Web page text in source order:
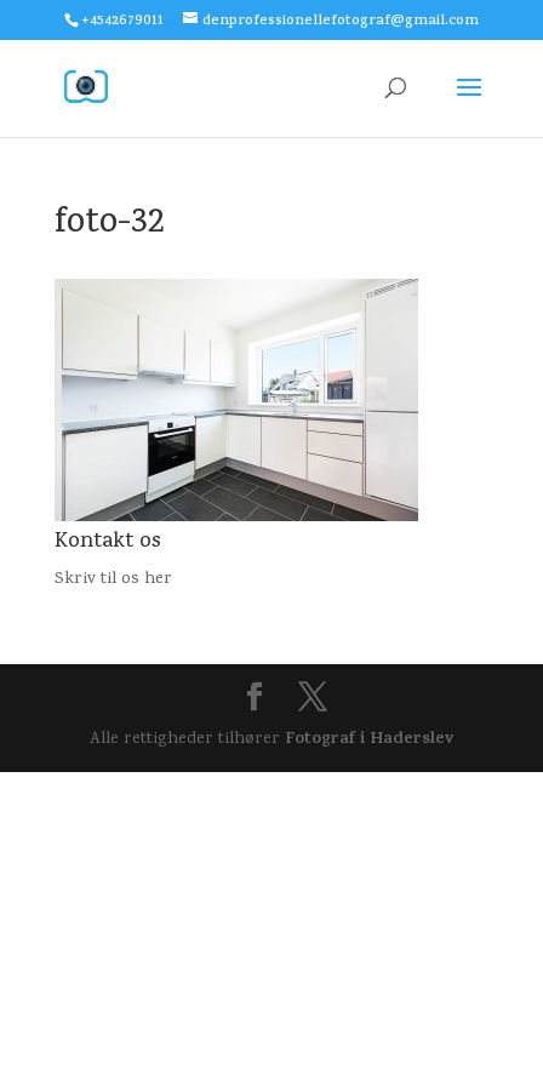
+4542679011 denprofessionellefotograf@gmail.com
foto-32
Kontakt os
Skriv til os her
Alle rettigheder tilhører Fotograf i Haderslev